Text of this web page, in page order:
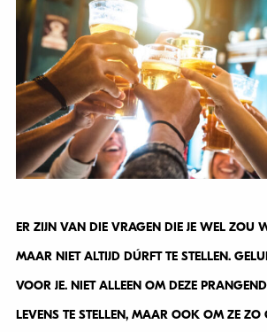
ER ZIJN VAN DIE VRAGEN DIE JE WEL ZOU
MAAR NIET ALTIJD DÚRFT TE STELLEN.
VOOR JE. NIET ALLEEN OM DEZE
LEVENS TE STELLEN, MAAR OOK OM ZE